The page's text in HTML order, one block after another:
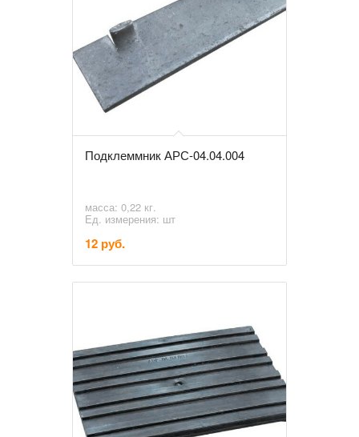
Подклеммник АРС-04.04.004
масса: 0,22 кг.
Ед. измерения: шт
12 руб.